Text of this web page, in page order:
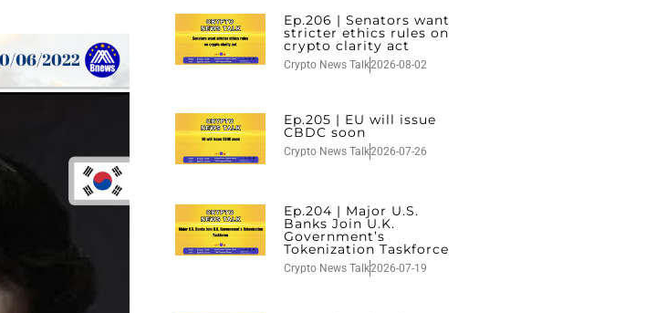
Ep.206 | Senators want
stricter ethics rules on
crypto clarity act
Crypto News Talk2026-08-02
Ep.205 | EU will issue
CBDC soon
Crypto News Talk2026-07-26
Ep.204 | Major U.S.
Banks Join U.K.
Government’s
Tokenization Taskforce
Crypto News Talk2026-07-19